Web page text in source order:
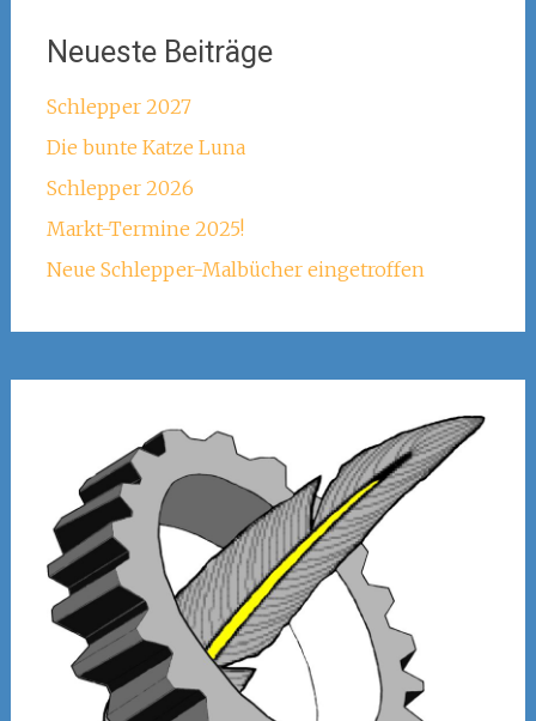
Neueste Beiträge
Schlepper 2027
Die bunte Katze Luna
Schlepper 2026
Markt-Termine 2025!
Neue Schlepper-Malbücher eingetroffen